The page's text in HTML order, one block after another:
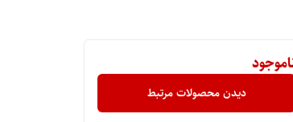
دیدن محصولات مرتبط